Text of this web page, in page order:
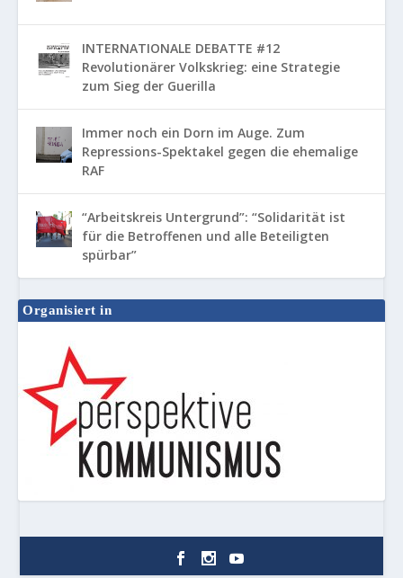
INTERNATIONALE DEBATTE #12
Revolutionärer Volkskrieg: eine Strategie
zum Sieg der Guerilla
Immer noch ein Dorn im Auge. Zum
Repressions-Spektakel gegen die ehemalige
RAF
“Arbeitskreis Untergrund”: “Solidarität ist
für die Betroffenen und alle Beteiligten
spürbar”
Organisiert in